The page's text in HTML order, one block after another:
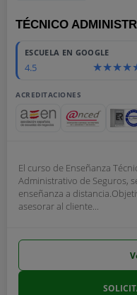
TÉCNICO
ESCUELA EN GOOGLE
4.5
ACREDITACIONES
El curso de Enseñanza
Administrativo de Seguros,
enseñanza a
asesorar al cliente...